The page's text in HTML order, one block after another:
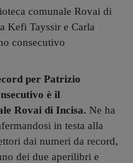
comunale Rovai di
Kefi Tayssir e Carla
consecutivo
per Patrizio
è il
Rovai di Incisa. Ne ha
in testa alla
dai numeri da record,
dei due aperilibri e